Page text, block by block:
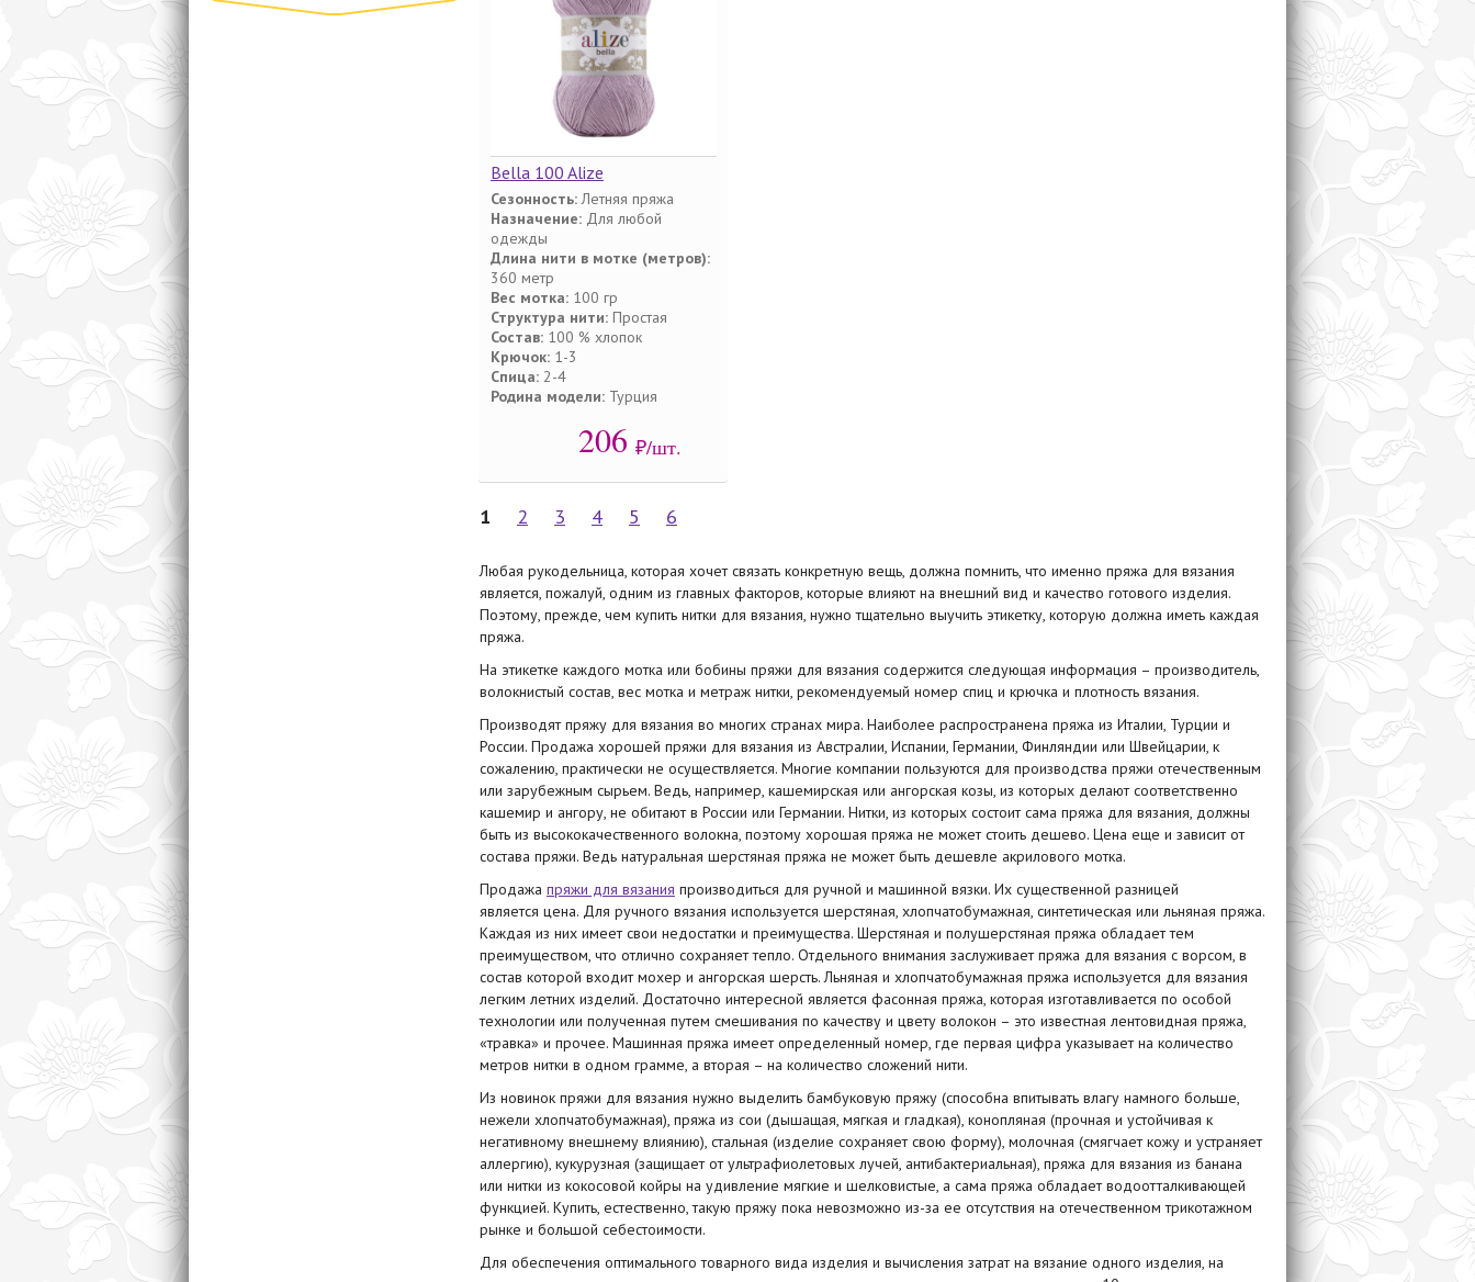
Bella 100 Alize
Сезонность:Летняя пряжа
Назначение: Для любой
одежды
Длина нити в мотке (метров):
360 метр
Вес мотка: 100 гр
Структура нити: Простая
Состав: 100 % хлопок
Крючок: 1-3
Спица: 2-4
Родина модели: Турция
206 ₽/шт.
1 2 3 4 5 6
Любая рукодельница, которая хочет связать конкретную вещь, должна помнить, что именно пряжа для вязания
является, пожалуй, одним из главных факторов, которые влияют на внешний вид и качество готового изделия.
Поэтому, прежде, чем купить нитки для вязания, нужно тщательно выучить этикетку, которую должна иметь каждая
пряжа.
На этикетке каждого мотка или бобины пряжи для вязания содержится следующая информация – производитель,
волокнистый состав, вес мотка и метраж нитки, рекомендуемый номер спиц и крючка и плотность вязания.
Производятпряжу для вязания во многих странах мира. Наиболее распространена пряжа из Италии, Турции и
России. Продажа хорошей пряжи для вязания из Австралии, Испании, Германии, Финляндии или Швейцарии, к
сожалению, практически не осуществляется. Многие компании пользуются для производства пряжи отечественным
или зарубежным сырьем. Ведь, например, кашемирская или ангорская козы, из которых делают соответственно
кашемир и ангору, не обитают в России или Германии. Нитки, из которых состоит сама пряжа для вязания, должны
быть из высококачественного волокна, поэтому хорошая пряжа не может стоить дешево. Цена еще и зависит от
состава пряжи. Ведь натуральная шерстяная пряжа не может быть дешевле акрилового мотка.
Продажа пряжи для вязания производиться для ручной и машинной вязки. Их существенной разницей
является цена. Для ручного вязания используется шерстяная, хлопчатобумажная, синтетическая или льняная пряжа.
Каждая из них имеет свои недостатки и преимущества. Шерстяная и полушерстяная пряжа обладает тем
преимуществом, что отлично сохраняет тепло. Отдельного внимания заслуживает пряжа для вязания с ворсом, в
состав которой входит мохер и ангорская шерсть. Льняная и хлопчатобумажная пряжа используется для вязания
легким летних изделий. Достаточно интересной является фасонная пряжа, которая изготавливается по особой
технологии или полученная путем смешивания по качеству и цвету волокон – это известная лентовидная пряжа,
«травка» и прочее. Машинная пряжа имеет определенный номер, где первая цифра указывает на количество
метров нитки в одном грамме, а вторая – на количество сложений нити.
Из новинок пряжи для вязания нужно выделить бамбуковую пряжу (способна впитывать влагу намного больше,
нежели хлопчатобумажная), пряжа из сои (дышащая, мягкая и гладкая), конопляная (прочная и устойчивая к
негативному внешнему влиянию), стальная (изделие сохраняет свою форму), молочная (смягчает кожу и устраняет
аллергию), кукурузная (защищает от ультрафиолетовых лучей, антибактериальная), пряжа для вязания из банана
или нитки из кокосовой койры на удивление мягкие и шелковистые, а сама пряжа обладает водоотталкивающей
функцией. Купить, естественно, такую пряжу пока невозможно из-за ее отсутствия на отечественном трикотажном
рынке и большой себестоимости.
Для обеспечения оптимального товарного вида изделия и вычисления затрат на вязание одного изделия, на